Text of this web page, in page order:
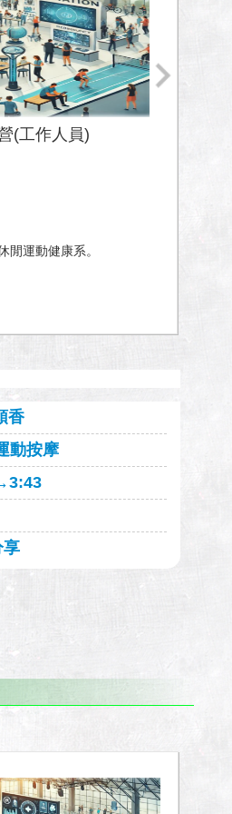
(工作人員)
運動健康系。
香
動按摩
享